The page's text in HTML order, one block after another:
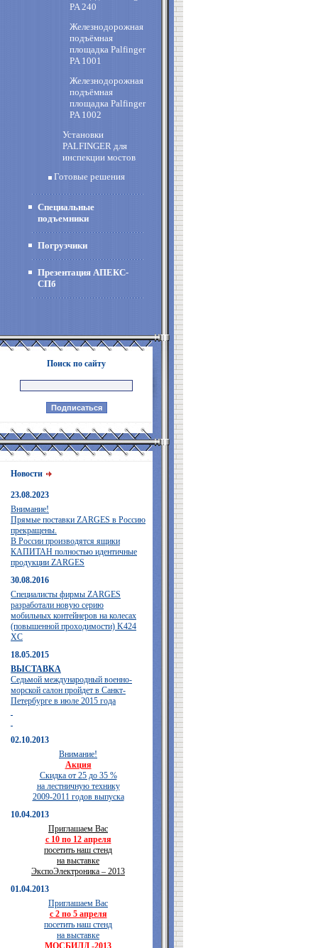
PA 240
Железнодорожная
подъёмная
площадка Palfinger
PA 1001
Железнодорожная
подъёмная
площадка Palfinger
PA 1002
Установки
PALFINGER для
инспекции мостов
Готовые решения
Специальные
подъемники
Погрузчики
Презентация АПЕКС-
СПб
Поиск по сайту
Новости
23.08.2023
Внимание!
Прямые поставки ZARGES в Россию
прекращены.
В России производятся ящики
КАПИТАН полностью идентичные
продукции ZARGES
30.08.2016
Специалисты фирмы ZARGES
разработали новую серию
мобильных контейнеров на колесах
(повышенной проходимости) K424
XC
18.05.2015
ВЫСТАВКА
Седьмой международный военно-
морской салон пройдет в Санкт-
Петербурге в июле 2015 года
02.10.2013
Внимание!
Акция
Скидка от 25 до 35 %
на лестничную технику
2009-2011 годов выпуска
10.04.2013
Приглашаем Вас
с 10 по 12 апреля
посетить наш стенд
на выставке
ЭкспоЭлектроника – 2013
01.04.2013
Приглашаем Вас
с 2 по 5 апреля
посетить наш стенд
на выставке
МОСБИЛД -2013